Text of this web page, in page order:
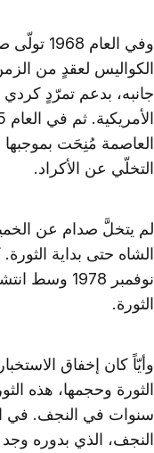
وفي
الكواليس لعقدٍ من
جانبه، بدعم تمرّدٍ
العاصمة مُنِحَت
التخلّي عن الأكراد.
لم يتخلَّ صدام عن
الشاه حتى بداية
نوفمبر
الثورة.
وأيّاً كان إخفاق
الثورة وحجمها، هذه
النجف، الذي بدوره